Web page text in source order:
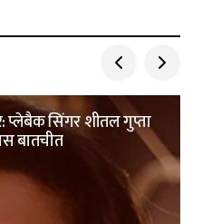
प्लेबैक सिंगर शीतल गुप्ता
बातचीत